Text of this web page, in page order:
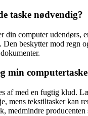
taske nødvendig?
din computer udendørs,
Den beskytter mod regn
min
af med en fugtig klud.
mens tekstiltasker kan
medmindre